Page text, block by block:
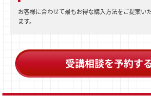
お客様に合わせて最もお得な購入方法をご提案い
ます。
受講相談を予約す